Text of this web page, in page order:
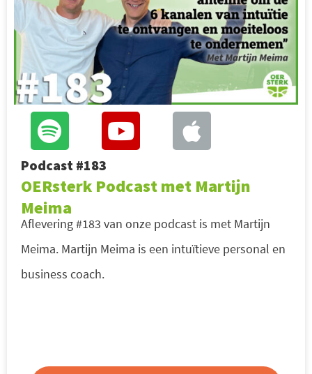
Podcast #183
OERsterk Podcast met Martijn
Meima
Aflevering #183 van onze podcast is met Martijn
Meima. Martijn Meima is een intuïtieve personal en
business coach.